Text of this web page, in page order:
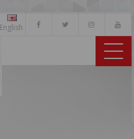
English